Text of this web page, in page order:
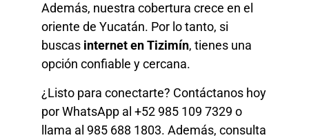
Además, nuestra cobertura crece en el
oriente de Yucatán. Por lo tanto, si
buscas internet en Tizimín, tienes una
opción confiable y cercana.
¿Listo para conectarte? Contáctanos hoy
por WhatsApp al +52 985 109 7329 o
llama al 985 688 1803. Además, consulta